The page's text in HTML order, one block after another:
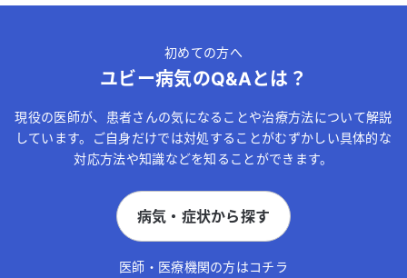
初めての方へ
ユビー病気のQ&Aとは？
現役の医師が、患者さんの気になることや治療方法について解説
しています。ご自身だけでは対処することがむずかしい具体的な
対応方法や知識などを知ることができます。
病気・症状から探す
医師・医療機関の方はコチラ